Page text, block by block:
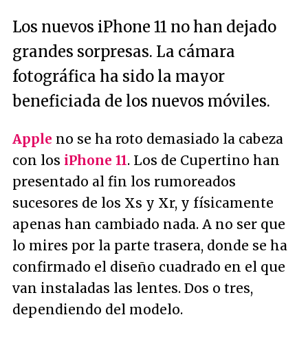
Los nuevos iPhone 11 no han dejado
grandes sorpresas. La cámara
fotográfica ha sido la mayor
beneficiada de los nuevos móviles.
Apple no se ha roto demasiado la cabeza
con los iPhone 11. Los de Cupertino han
presentado al fin los rumoreados
sucesores de los Xs y Xr, y físicamente
apenas han cambiado nada. A no ser que
lo mires por la parte trasera, donde se ha
confirmado el diseño cuadrado en el que
van instaladas las lentes. Dos o tres,
dependiendo del modelo.